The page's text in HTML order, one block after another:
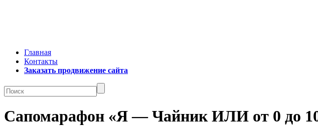
Главная
Контакты
Заказать продвижение сайта
Сапомарафон «Я — Чайник ИЛИ от 0 до